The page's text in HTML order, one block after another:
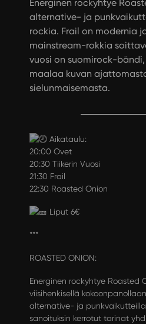
Energinen rockyhtye
alternative- ja
rockia. Frail on modernia
mainstream-rokkia
vuosi on suomirock-
maalaa kuvan
sielunmaisemasta.
Aikataulu:
20:00 Ovet
20:30 Tiikerin Vuosi
21:30 Frail
22:30 Roasted Onion
Liput 6€
***
ROASTED ONION:
Energinen rockyhtye Roasted
viisihenkisellä
alternative- ja punkvaikutteilla
sanoituksin kerrotut tarinat